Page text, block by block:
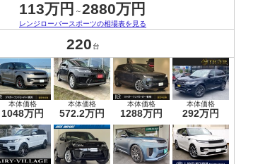
113万円 ～2880万円
レンジローバースポーツの相場表を見る
220 台
本体価格
1048万円
本体価格
572.2万円
本体価格
1288万円
本体価格
292万円